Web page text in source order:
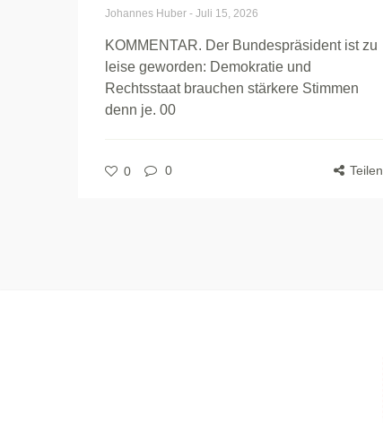
Johannes Huber - Juli 15, 2026
KOMMENTAR. Der Bundespräsident ist zu
leise geworden: Demokratie und
Rechtsstaat brauchen stärkere Stimmen
denn je. 00
0 0 Teilen